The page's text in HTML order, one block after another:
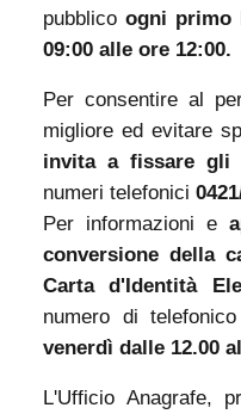
pubblico ogni primo
09:00 alle ore 12:00.
Per consentire al
migliore ed evitare
invita a fissaregli
numeri telefonici
Per informazioni e
conversione della
Carta d'Identità
numero di telefonico
venerdì dalle 12.00
L'Ufficio Anagrafe,